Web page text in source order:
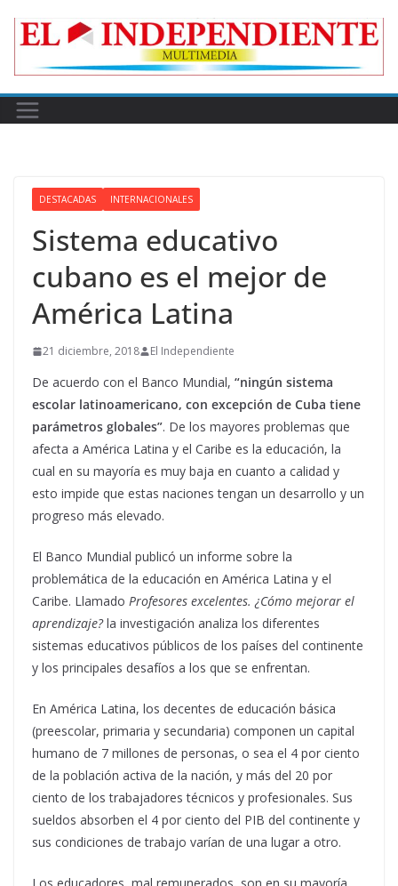
DESTACADAS INTERNACIONALES
Sistema educativo
cubano es el mejor de
América Latina
21 diciembre, 2018 El Independiente
De acuerdo con el Banco Mundial, “ningún sistema
escolar latinoamericano, con excepción de Cuba tiene
parámetros globales”. De los mayores problemas que
afecta a América Latina y el Caribe es la educación, la
cual en su mayoría es muy baja en cuanto a calidad y
esto impide que estas naciones tengan un desarrollo y un
progreso más elevado.
El Banco Mundial publicó un informe sobre la
problemática de la educación en América Latina y el
Caribe. Llamado Profesores excelentes. ¿Cómo mejorar el
aprendizaje?la investigación analiza los diferentes
sistemas educativos públicos de los países del continente
y los principales desafíos a los que se enfrentan.
En América Latina, los decentes de educación básica
(preescolar, primaria y secundaria) componen un capital
humano de 7 millones de personas, o sea el 4 por ciento
de la población activa de la nación, y más del 20 por
ciento de los trabajadores técnicos y profesionales. Sus
sueldos absorben el 4 por ciento del PIB del continente y
sus condiciones de trabajo varían de una lugar a otro.